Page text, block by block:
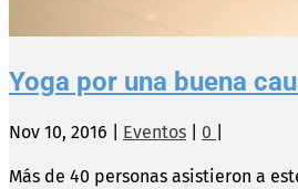
Yoga por una buena
Nov 10, 2016 Eventos 0
Más de 40 personas asistieron a